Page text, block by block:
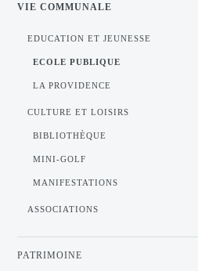
VIE COMMUNALE
EDUCATION ET JEUNESSE
ECOLE PUBLIQUE
LA PROVIDENCE
CULTURE ET LOISIRS
BIBLIOTHÈQUE
MINI-GOLF
MANIFESTATIONS
ASSOCIATIONS
PATRIMOINE